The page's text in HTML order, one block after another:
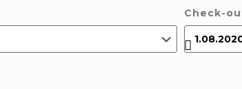
Check-